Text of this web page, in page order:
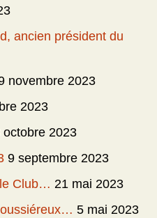
ancien président du
novembre 2023
2023
octobre 2023
9 septembre 2023
Club… 21 mai 2023
5 mai 2023